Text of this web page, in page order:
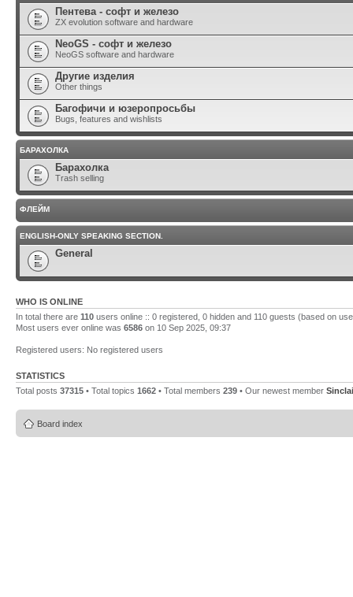
Пентева - софт и железо
ZX evolution software and hardware
NeoGS - софт и железо
NeoGS software and hardware
Другие изделия
Other things
Багофичи и юзеропросьбы
Bugs, features and wishlists
БАРАХОЛКА
Барахолка
Trash selling
ФЛЕЙМ
ENGLISH-ONLY SPEAKING SECTION.
General
WHO IS ONLINE
In total there are 110 users online :: 0 registered, 0 hidden and 110 guests (based on
Most users ever online was 6586 on 10 Sep 2025, 09:37
Registered users: No registered users
STATISTICS
Total posts 37315 • Total topics 1662 • Total members 239 • Our newest member
Board index